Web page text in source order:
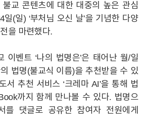
불교 콘텐츠에 대한 대중의 높은 관심
(일) ‘부처님 오신 날’을 기념한 다양
을 마련했다.
이벤트 ‘나의 법명은’은 태어난 월/일
법명(불교식 이름)을 추천받을 수 있
서 추천 서비스 ‘크레마 AI’을 통해 법
까지 함께 만나볼 수 있다. 법명으
를 댓글로 공유한 참여자 전원에게